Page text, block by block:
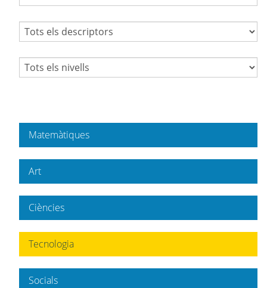
Matemàtiques
Art
Ciències
Tecnologia
Socials